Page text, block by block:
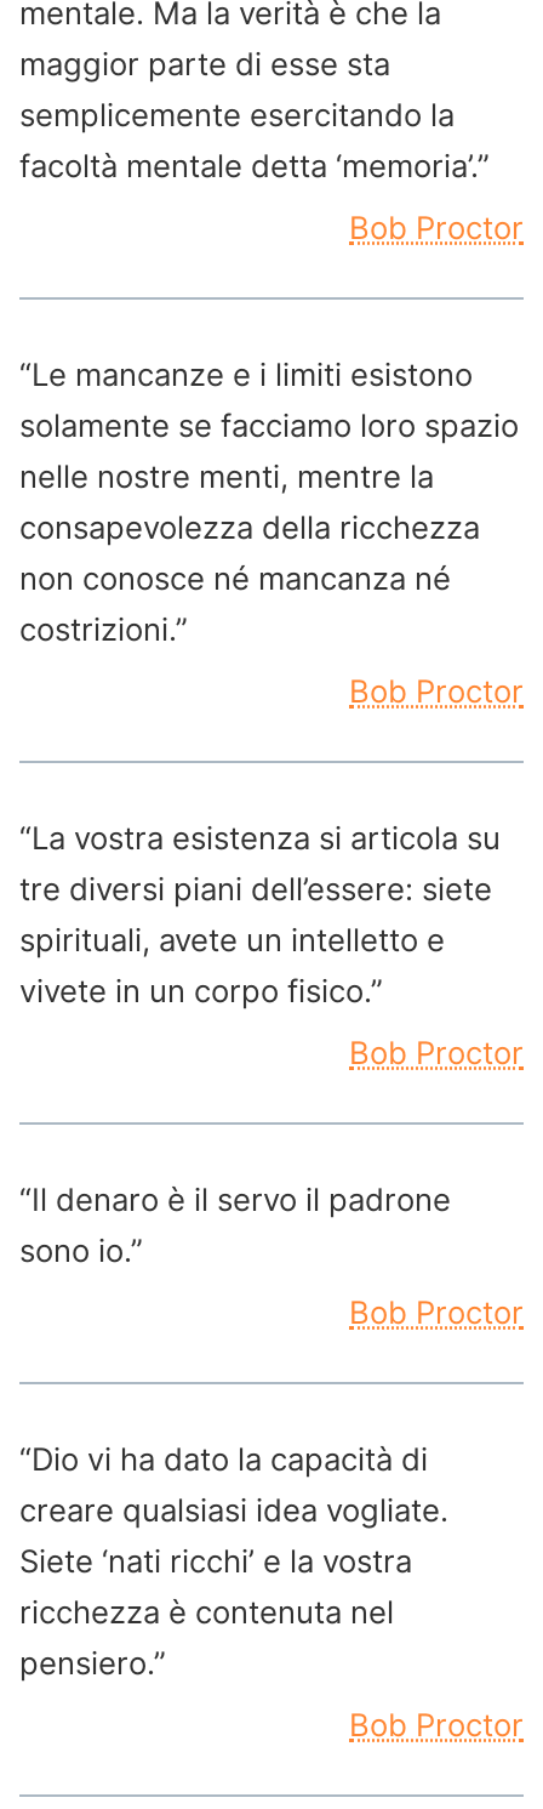
mentale. Ma la verità è che la
maggior parte di esse sta
semplicemente esercitando la
facoltà mentale detta ‘memoria’.”
Bob Proctor
“Le mancanze e i limiti esistono
solamente se facciamo loro spazio
nelle nostre menti, mentre la
consapevolezza della ricchezza
non conosce né mancanza né
costrizioni.”
Bob Proctor
“La vostra esistenza si articola su
tre diversi piani dell’essere: siete
spirituali, avete un intelletto e
vivete in un corpo fisico.”
Bob Proctor
“Il denaro è il servo il padrone
sono io.”
Bob Proctor
“Dio vi ha dato la capacità di
creare qualsiasi idea vogliate.
Siete ‘nati ricchi’ e la vostra
ricchezza è contenuta nel
pensiero.”
Bob Proctor